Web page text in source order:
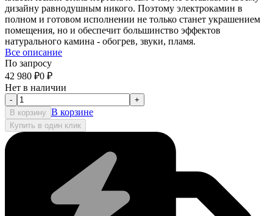
дизайну равнодушным никого. Поэтому электрокамин в
полном и готовом исполнении не только станет украшением
помещения, но и обеспечит большинство эффектов
натурального камина - обогрев, звуки, пламя.
Все описание
По запросу
42 980 ₽0 ₽
Нет в наличии
-
+
В корзину В корзине
Купить в один клик